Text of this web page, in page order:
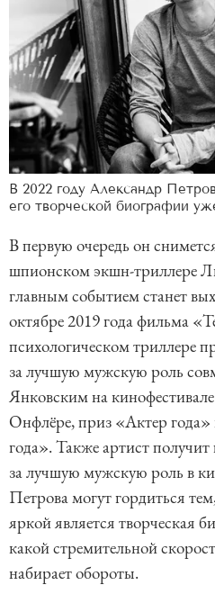
В 2022 году Александр
его творческой биографии
В первую очередь он
шпионском экшн-триллере
главным событием станет
октябре 2019 года фильма
психологическом триллере
за лучшую мужскую роль
Янковским на
Онфлёре, приз «Актер
года». Также артист
за лучшую мужскую роль в
Петрова могут гордиться
яркой является творческая
какой стремительной
набирает обороты.